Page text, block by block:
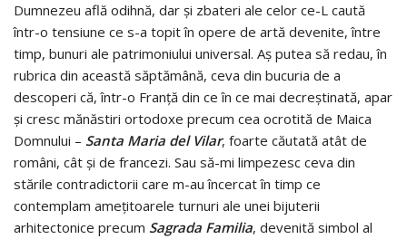
Dumnezeu află odihnă, dar şi zbateri ale celor ce-L caută
într-o tensiune ce s-a topit în opere de artă devenite, între
timp, bunuri ale patrimoniului universal. Aş putea să redau, în
rubrica din această săptămână, ceva din bucuria de a
descoperi că, într-o Franţă din ce în ce mai decreştinată, apar
şi cresc mănăstiri ortodoxe precum cea ocrotită de Maica
Domnului – Santa Maria del Vilar, foarte căutată atât de
români, cât şi de francezi. Sau să-mi limpezesc ceva din
stările contradictorii care m-au încercat în timp ce
contemplam ameţitoarele turnuri ale unei bijuterii
arhitectonice precum Sagrada Familia, devenită simbol al